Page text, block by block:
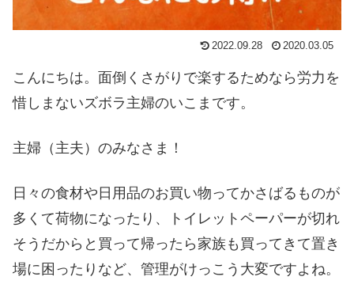
2022.09.28 2020.03.05
こんにちは。面倒くさがりで楽するためなら労力を
惜しまないズボラ主婦のいこまです。
主婦（主夫）のみなさま！
日々の食材や日用品のお買い物ってかさばるものが
多くて荷物になったり、トイレットペーパーが切れ
そうだからと買って帰ったら家族も買ってきて置き
場に困ったりなど、管理がけっこう大変ですよね。